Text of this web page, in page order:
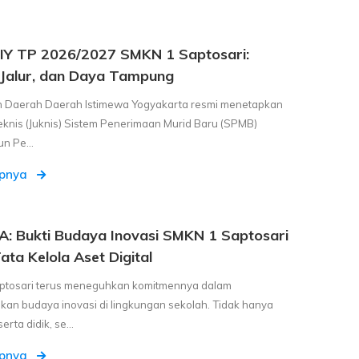
TP 2026/2027 SMKN 1 Saptosari:
dan Daya Tampung
Daerah Daerah Istimewa Yogyakarta resmi menetapkan
(Juknis) Sistem Penerimaan Murid Baru (SPMB)
Pe...
Bukti Budaya Inovasi SMKN 1 Saptosari
Kelola Aset Digital
terus meneguhkan komitmennya dalam
budaya inovasi di lingkungan sekolah. Tidak hanya
didik, se...